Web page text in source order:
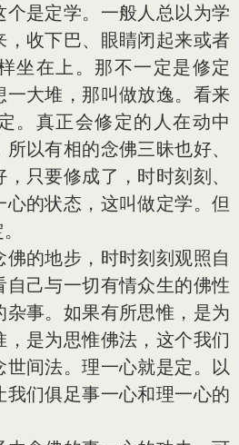
个是定学。一般人总以为学
，收下巴、眼睛闭起来或者
坐在上。那不一定是修定
一大堆，那叫做放逸。看来
。真正会修定的人在动中
以有相的念佛三昧也好、
只要修成了，时时刻刻、
的状态，这叫做定学。但
的地步，时时刻刻观照自
己与一切有情众生的佛性
事。如果有所思惟，是为
是为思惟佛法，这个我们
间法。理一心就是定。以
们俱足事一心和理一心的